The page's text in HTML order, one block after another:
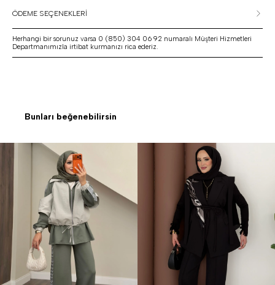
ÖDEME SEÇENEKLERİ
Herhangi bir sorunuz varsa 0 (850) 304 06 92 numaralı Müşteri Hizmetleri
Departmanımızla irtibat kurmanızı rica ederiz.
Bunları beğenebilirsin